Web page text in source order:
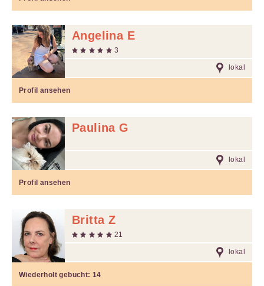
Angelina E
3
lokal
Profil ansehen
Paulina G
lokal
Profil ansehen
Britta Z
21
lokal
Wiederholt gebucht:14